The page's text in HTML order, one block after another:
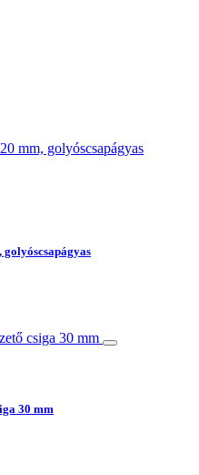
golyóscsapágyas
30 mm